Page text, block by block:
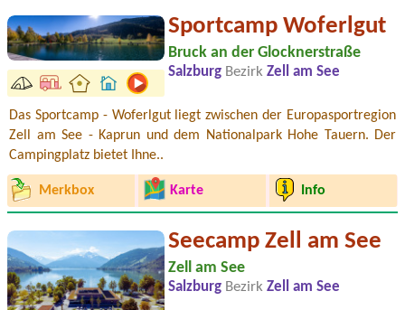
Sportcamp Woferlgut
Bruck an der Glocknerstraße
Salzburg Bezirk Zell am See
Das Sportcamp - Woferlgut liegt zwischen der Europasportregion
Zell am See - Kaprun und dem Nationalpark Hohe Tauern. Der
Campingplatz bietet Ihne..
Merkbox Karte Info
Seecamp Zell am See
Zell am See
Salzburg Bezirk Zell am See